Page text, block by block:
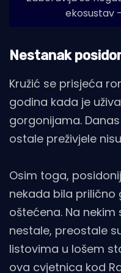
ekosustav
Nestanak
Kružić se prisjeća
godina kada je
gorgonijama.
ostale preživjele
Osim toga,
nekada bila prilično
oštećena. Na
nestale, preostale
listovima u lošem
ova cvjetnica kod